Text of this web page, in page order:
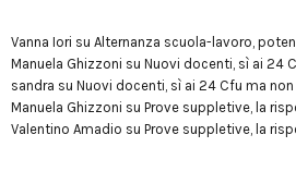
Vanna Iori su Alternanza scuola-lavoro,
Manuela Ghizzoni su Nuovi docenti, sì ai 24
sandra su Nuovi docenti, sì ai 24 Cfu ma
Manuela Ghizzoni su Prove suppletive, la
Valentino Amadio su Prove suppletive, la